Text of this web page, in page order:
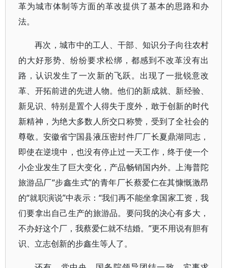
革为城市体制等方面的革改提供了基本的思路和办
法。
再次，城市中的工人、干部、知识分子向往农村
的大好形势、纷纷要求松绑，都感到不改革没有出
路，认识发生了一次新的飞跃。出现了一批锐意改
革、开拓前进的先进人物。他们的新成就、新经验、
新见识、特别是置个人得失于度外，敢于创新的时代
新精神，为绝大多数人所交口称赞，受到了全社会的
尊敬。安徽省宁国县液压密封件厂厂长夏鼎湖同志，
即使在逆境中，也没有停止过一天工作，终于使一个
小企业发生了巨大变化，产品畅销国内外。上海普陀
旅游品厂“步鑫生式”的青年厂长蔡爱仁在其慷慨激昂
的“就职演说”中表示：“我们再不能坐拿国家工资，我
们要拿出自己生产的旅游品。要问我的决心有多大，
不办好这个厂，我蔡爱仁就不结婚。”更不用说有胆有
识、立志创新的步鑫生等人了。